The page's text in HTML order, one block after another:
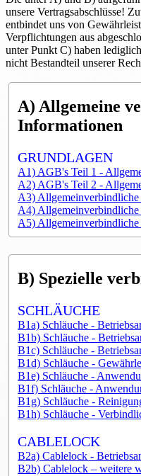
unsere Vertragsabschlüsse!
entbindet uns von
Verpflichtungen aus
unter Punkt C) haben
nicht Bestandteil unserer
A) Allgemeine
Informationen
GRUNDLAGEN
A1) AGB's Teil 1 -
A2) AGB's Teil 2 -
A3)
A4)
A5) Allgemeinverbindliche
B) Spezielle
SCHLÄUCHE
B1a) Schläuche -
B1b) Schläuche -
B1c) Schläuche -
B1d) Schläuche -
B1e) Schläuche -
B1f) Schläuche -
B1g) Schläuche -
B1h) Schläuche -
CABLELOCK
B2a) Cablelock -
B2b) Cablelock – weitere